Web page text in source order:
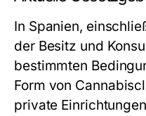
In Spanien,
der Besitz und
bestimmten
Form von
private